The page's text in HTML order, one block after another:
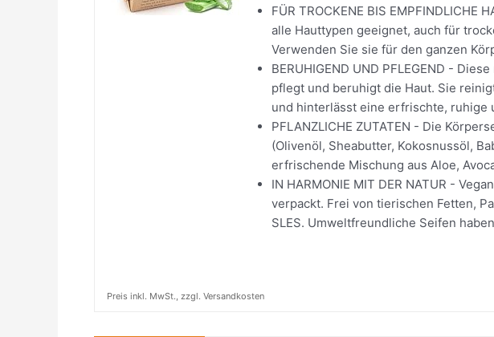
FÜR TROCKENE BIS
alle Hauttypen geeignet, auch für
Verwenden Sie sie für den ganzen
BERUHIGEND UND PFLEGEND -
pflegt und beruhigt die Haut. Sie
und hinterlässt eine erfrischte, ruhige
PFLANZLICHE ZUTATEN - Die
(Olivenöl, Sheabutter, Kokosnussöl,
erfrischende Mischung aus Aloe,
IN HARMONIE MIT DER NATUR -
verpackt. Frei von tierischen Fetten,
SLES. Umweltfreundliche Seifen
Preis inkl. MwSt., zzgl. Versandkosten